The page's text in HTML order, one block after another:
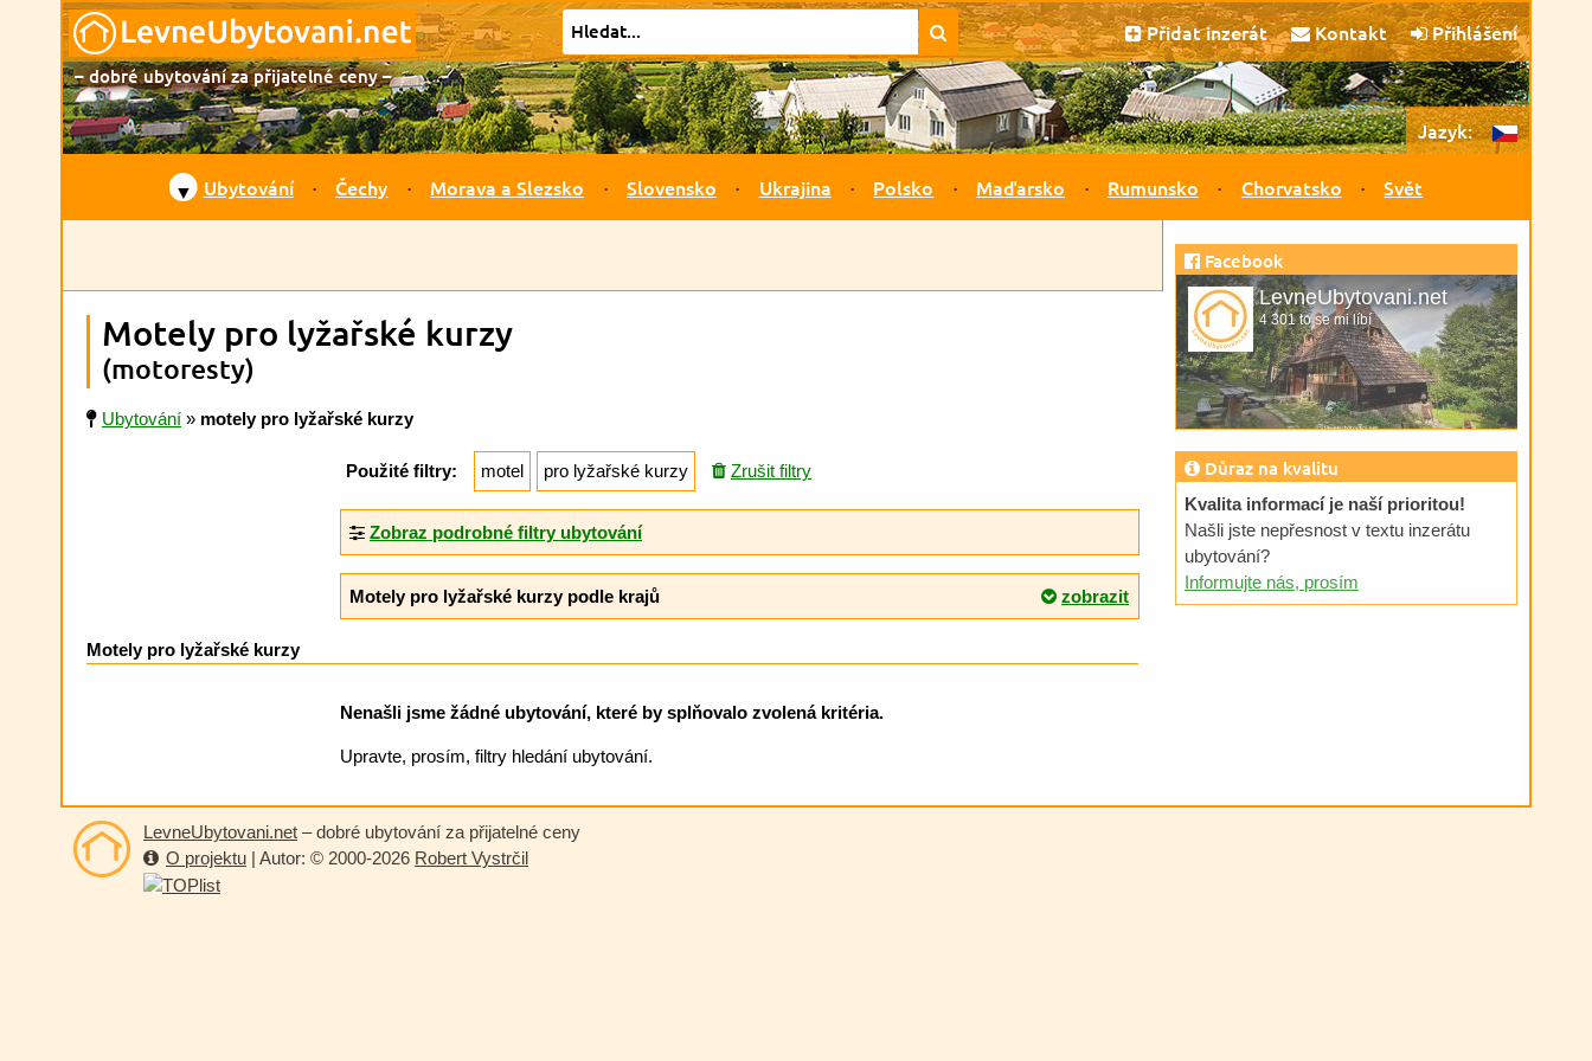
Přidat inzerát Kontakt Přihlášení
– dobré ubytování za přijatelné ceny –
Jazyk:
▼ Ubytování Čechy Morava a Slezsko Slovensko Ukrajina Polsko Maďarsko Rumunsko Chorvatsko Svět
Motely pro lyžařské kurzy
(motoresty)
Ubytování » motely pro lyžařské kurzy
Použité filtry: motel pro lyžařské kurzy Zrušit filtry
Zobraz podrobné filtry ubytování
Motely pro lyžařské kurzy podle krajů zobrazit
Motely pro lyžařské kurzy
Nenašli jsme žádné ubytování, které by splňovalo zvolená kritéria.
Upravte, prosím, filtry hledání ubytování.
Facebook
LevneUbytovani.net
4 301 to se mi líbí
Důraz na kvalitu
Kvalita informací je naší prioritou!
Našli jste nepřesnost v textu inzerátu
ubytování?
Informujte nás, prosím
LevneUbytovani.net – dobré ubytování za přijatelné ceny
O projektu | Autor: © 2000-2026 Robert Vystrčil